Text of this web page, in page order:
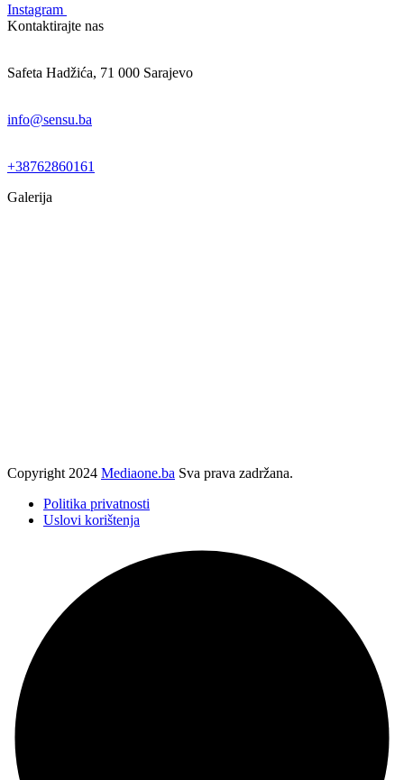
Instagram
Kontaktirajte nas
Safeta Hadžića, 71 000 Sarajevo
info@sensu.ba
+38762860161
Galerija
Copyright 2024 Mediaone.ba Sva prava zadržana.
Politika privatnosti
Uslovi korištenja